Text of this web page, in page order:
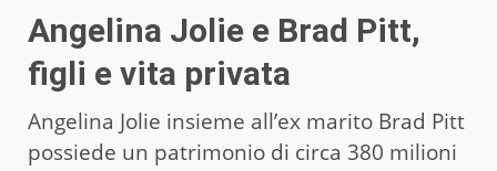
Angelina Jolie e Brad Pitt,
figli e vita privata
Angelina Jolie insieme all’ex marito Brad Pitt
possiede un patrimonio di circa 380 milioni